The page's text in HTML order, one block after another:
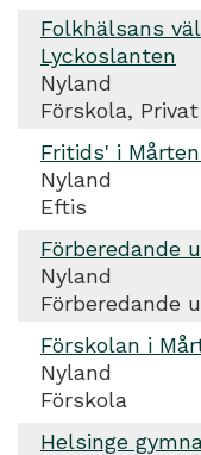
Folkhälsans
Lyckoslanten
Nyland
Förskola,
Fritids' i
Nyland
Eftis
Förberedande
Nyland
Förberedande
Förskolan i
Nyland
Förskola
Helsinge